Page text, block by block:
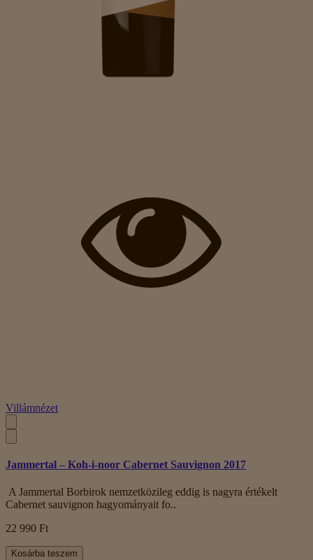
Villámnézet
Jammertal – Koh-i-noor Cabernet Sauvignon 2017
A Jammertal Borbirok nemzetközileg eddig is nagyra értékelt
Cabernet sauvignon hagyományait fo..
22 990 Ft
Kosárba teszem